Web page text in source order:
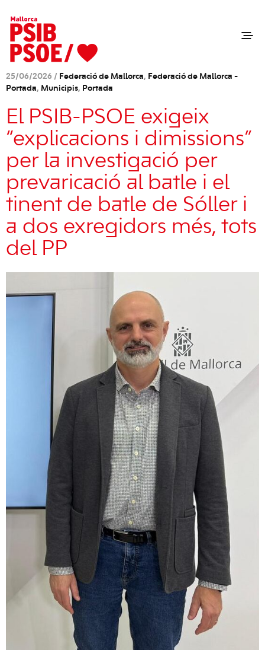
25/06/2026 / Federació de Mallorca, Federació de Mallorca -
Portada, Municipis, Portada
El PSIB-PSOE exigeix
“explicacions i dimissions”
per la investigació per
prevaricació al batle i el
tinent de batle de Sóller i
a dos exregidors més, tots
del PP